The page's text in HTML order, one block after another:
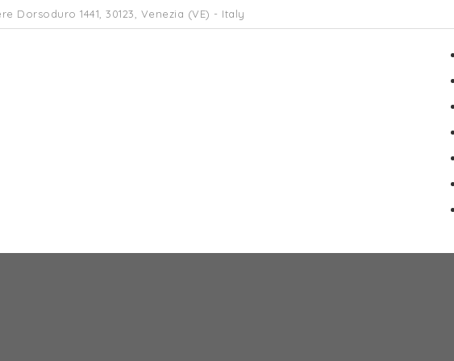
Dorsoduro 1441, 30123, Venezia (VE) - Italy